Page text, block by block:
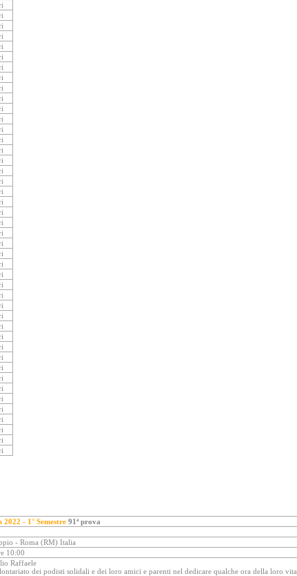
- 1° Semestre 91ª prova
- Roma (RM) Italia
10:00
Raffaele
dei podisti solidali e dei loro amici e parenti nel dedicare qualche ora della loro vita